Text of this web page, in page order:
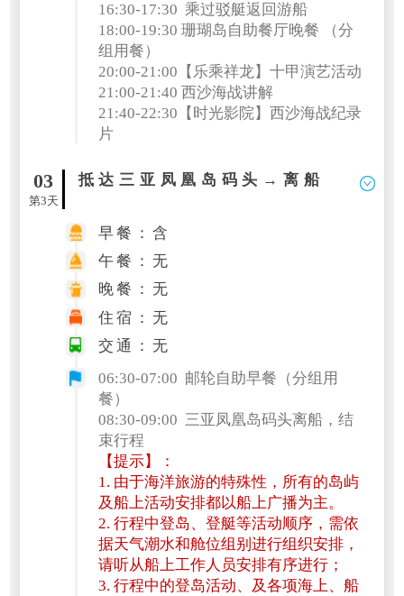
16:30-17:30 乘过驳艇返回游船
18:00-19:30 珊瑚岛自助餐厅晚餐 （分
组用餐）
20:00-21:00【乐乘祥龙】十甲演艺活动
21:00-21:40 西沙海战讲解
21:40-22:30【时光影院】西沙海战纪录
片
03
第3天
抵达三亚凤凰岛码头→离船
早餐：含
午餐：无
晚餐：无
住宿：无
交通：无
06:30-07:00 邮轮自助早餐（分组用
餐）
08:30-09:00 三亚凤凰岛码头离船，结
束行程
【提示】：
1. 由于海洋旅游的特殊性，所有的岛屿
及船上活动安排都以船上广播为主。
2. 行程中登岛、登艇等活动顺序，需依
据天气潮水和舱位组别进行组织安排，
请听从船上工作人员安排有序进行；
3. 行程中的登岛活动、及各项海上、船